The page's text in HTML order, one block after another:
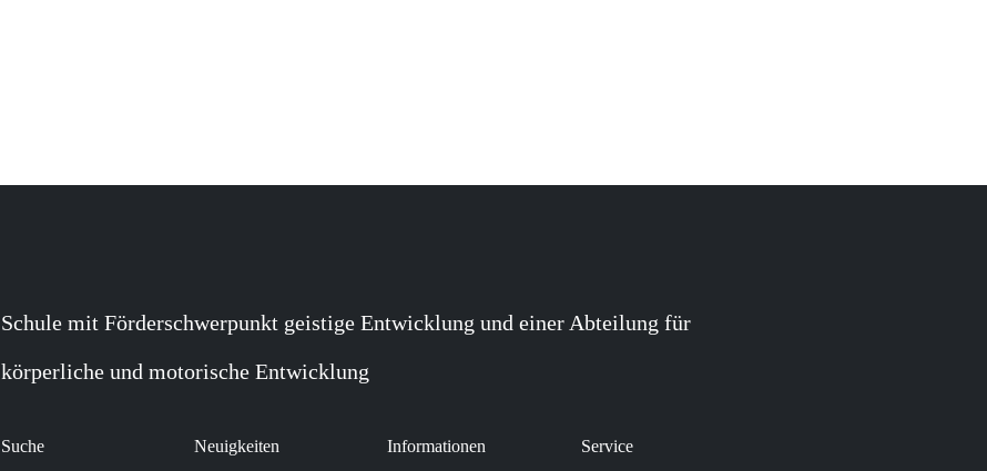
Schule mit Förderschwerpunkt geistige Entwicklung und einer Abteilung für
körperliche und motorische Entwicklung
Suche Neuigkeiten Informationen Service